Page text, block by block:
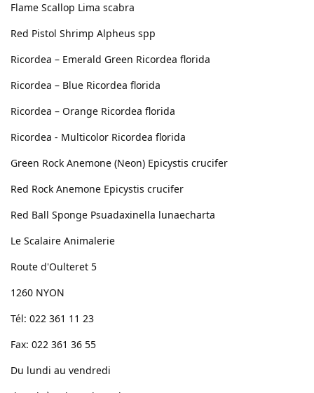
Flame Scallop Lima scabra
Red Pistol Shrimp Alpheus spp
Ricordea – Emerald Green Ricordea florida
Ricordea – Blue Ricordea florida
Ricordea – Orange Ricordea florida
Ricordea - Multicolor Ricordea florida
Green Rock Anemone (Neon) Epicystis crucifer
Red Rock Anemone Epicystis crucifer
Red Ball Sponge Psuadaxinella lunaecharta
Le Scalaire Animalerie
Route d'Oulteret 5
1260 NYON
Tél: 022 361 11 23
Fax: 022 361 36 55
Du lundi au vendredi